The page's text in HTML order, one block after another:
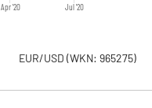
Apr '20 Jul '20
EUR/USD (WKN: 965275)